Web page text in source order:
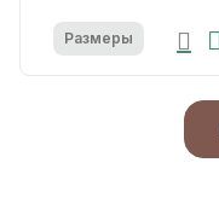
Размеры